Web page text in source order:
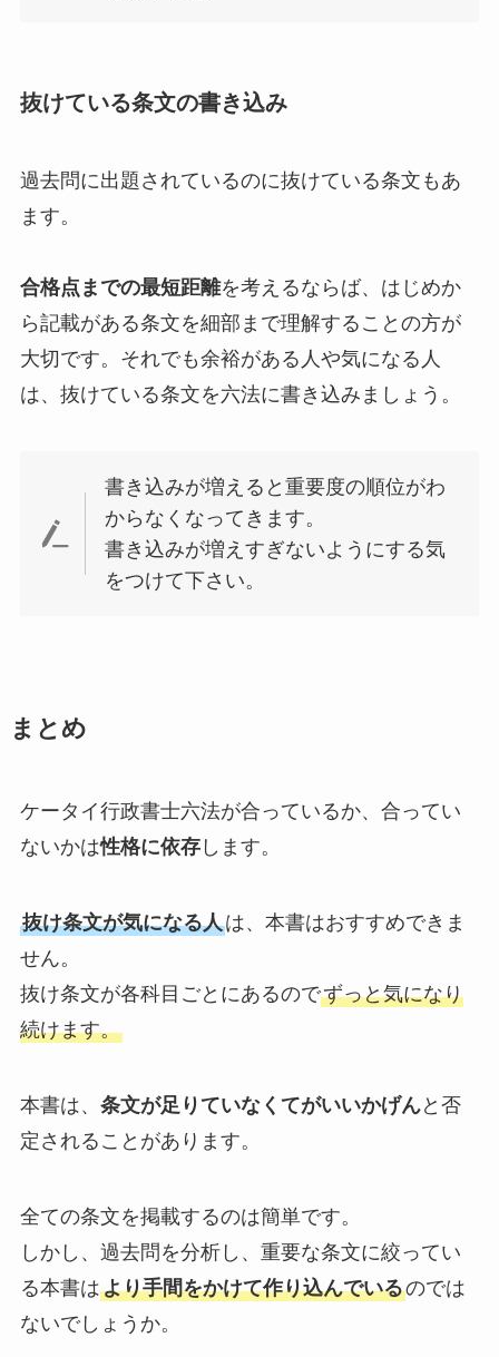
抜けている条文の書き込み
過去問に出題されているのに抜けている条文もあ
ます。
合格点までの最短距離を考えるならば、はじめか
ら記載がある条文を細部まで理解する ことの方が
大切です。それでも余裕がある人や気になる人
は、抜けている条文を六法に書き込みましょう。
書き込みが増えると重要度の順位がわ
からなくなってきます。
書き込みが増えすぎないようにする気
をつけて下さい。
まとめ
ケータイ行政書士六法が合っているか、合ってい
ないかは性格に依存します。
抜け条文が気になる人は、本書はおすすめできま
せん。
抜け条文が各科目ごとにあるのでずっと気になり
続けます。
本書は、 条文が足りていなくてがいいかげんと否
定されることがあります。
全ての条文を掲載するのは簡単です。
しかし、過去問を分析し、重要な条文に絞ってい
る本書はより手間をかけて作り込んでいるのでは
ないでしょうか。